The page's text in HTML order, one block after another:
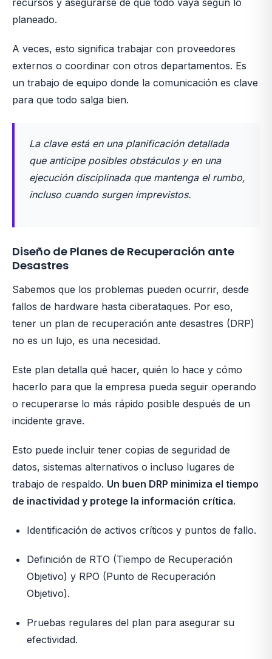
recursos y asegurarse de que todo vaya según lo
planeado.
A veces, esto significa trabajar con proveedores
externos o coordinar con otros departamentos. Es
un trabajo de equipo donde la comunicación es clave
para que todo salga bien.
La clave está en una planificación detallada
que anticipe posibles obstáculos y en una
ejecución disciplinada que mantenga el rumbo,
incluso cuando surgen imprevistos.
Diseño de Planes de Recuperación ante
Desastres
Sabemos que los problemas pueden ocurrir, desde
fallos de hardware hasta ciberataques. Por eso,
tener un plan de recuperación ante desastres (DRP)
no es un lujo, es una necesidad.
Este plan detalla qué hacer, quién lo hace y cómo
hacerlo para que la empresa pueda seguir operando
o recuperarse lo más rápido posible después de un
incidente grave.
Esto puede incluir tener copias de seguridad de
datos, sistemas alternativos o incluso lugares de
trabajo de respaldo. Un buen DRP minimiza el tiempo
de inactividad y protege la información crítica.
Identificación de activos críticos y puntos de fallo.
Definición de RTO (Tiempo de Recuperación
Objetivo) y RPO (Punto de Recuperación
Objetivo).
Pruebas regulares del plan para asegurar su
efectividad.